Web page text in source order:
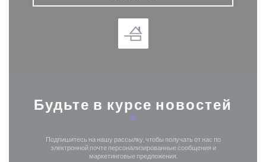
Будьте в курсе новостей
*
Подпишитесь на нашу рассылку, чтобы получать от нас по
электронной почте персонализированные сообщения и
маркетинговые предложения.